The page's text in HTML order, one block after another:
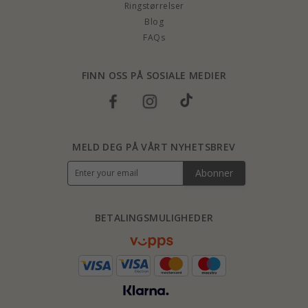
Ringstørrelser
Blog
FAQs
FINN OSS PÅ SOSIALE MEDIER
BETALINGSMULIGHEDER
MELD DEG PÅ VÅRT NYHETSBREV
Abonner